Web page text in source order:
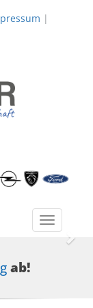
|
Toggle
ab!